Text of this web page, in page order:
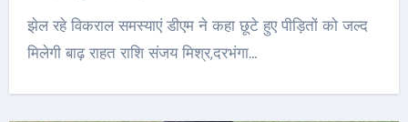
झेल रहे विकराल समस्याएं डीएम ने कहा छूटे हुए पीड़ितों को जल्द
मिलेगी बाढ़ राहत राशि संजय मिश्र,दरभंगा…